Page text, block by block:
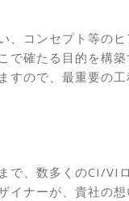
、コンセプト等の
で確たる目的を構
すので、最重要の
で、数多くのCI/VI
イナーが、貴社の